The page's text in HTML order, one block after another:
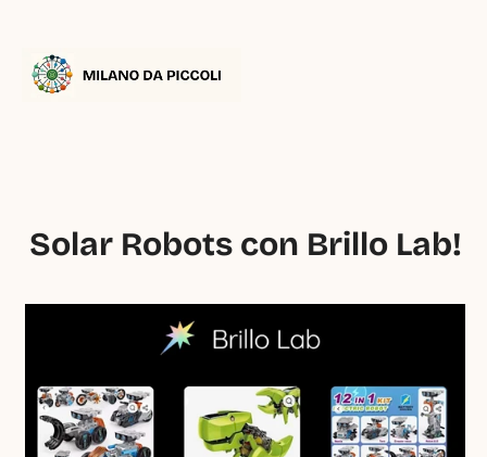
Solar Robots con Brillo Lab!